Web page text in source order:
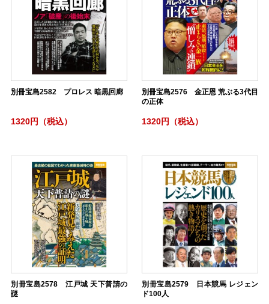
別冊宝島2582 プロレス 暗黒回廊
1320円（税込）
別冊宝島2576 金正恩 荒ぶる3代目
の正体
1320円（税込）
別冊宝島2578 江戸城 天下普請の
謎
別冊宝島2579 日本競馬 レジェン
ド100人